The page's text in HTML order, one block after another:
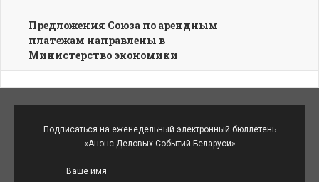
Предложения Союза по арендным
платежам направлены в
Министерство экономики
Подписаться на еженедельный электронный бюллетень
«Анонс Деловых Событий Беларуси»